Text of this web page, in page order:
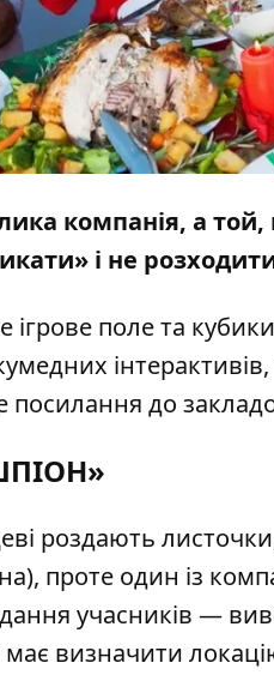
компанія, а
і не
ігрове поле та
до
роздають
проте один із
учасників —
визначити